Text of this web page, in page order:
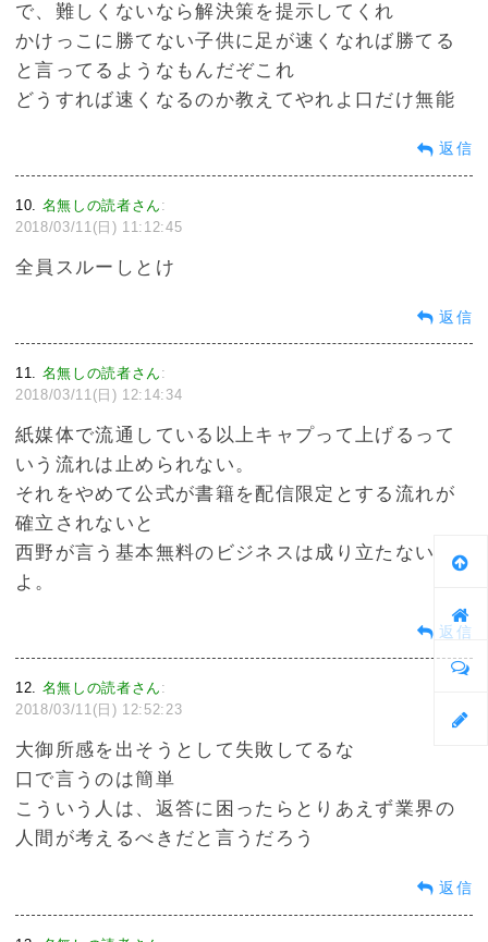
で、難しくないなら解決策を提示してくれ
かけっこに勝てない子供に足が速くなれば勝てる
と言ってるようなもんだぞこれ
どうすれば速くなるのか教えてやれよ口だけ無能
返信
10 名無しの読者さん :
2018/03/11(日) 11:12:45
全員スルーしとけ
返信
11 名無しの読者さん :
2018/03/11(日) 12:14:34
紙媒体で流通している以上キャプって上げるって
いう流れは止められない。
それをやめて公式が書籍を配信限定とする流れが
確立されないと
西野が言う基本無料のビジネスは成り立たない
よ。
返信
12 名無しの読者さん :
2018/03/11(日) 12:52:23
大御所感を出そうとして失敗してるな
口で言うのは簡単
こういう人は、返答に困ったらとりあえず業界の
人間が考えるべきだと言うだろう
返信